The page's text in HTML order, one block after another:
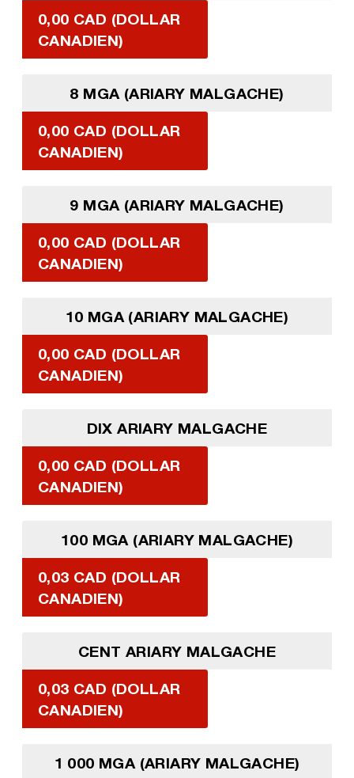
0,00 CAD (DOLLAR
CANADIEN)
8 MGA (ARIARY MALGACHE)
0,00 CAD (DOLLAR
CANADIEN)
9 MGA (ARIARY MALGACHE)
0,00 CAD (DOLLAR
CANADIEN)
10 MGA (ARIARY MALGACHE)
0,00 CAD (DOLLAR
CANADIEN)
DIX ARIARY MALGACHE
0,00 CAD (DOLLAR
CANADIEN)
100 MGA (ARIARY MALGACHE)
0,03 CAD (DOLLAR
CANADIEN)
CENT ARIARY MALGACHE
0,03 CAD (DOLLAR
CANADIEN)
1 000 MGA (ARIARY MALGACHE)